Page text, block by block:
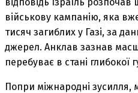
військову кампанію, яка
тисяч загиблих у Газі, за
джерел. Анклав зазнав
перебуває в стані глибокої
Попри міжнародні зусилля,